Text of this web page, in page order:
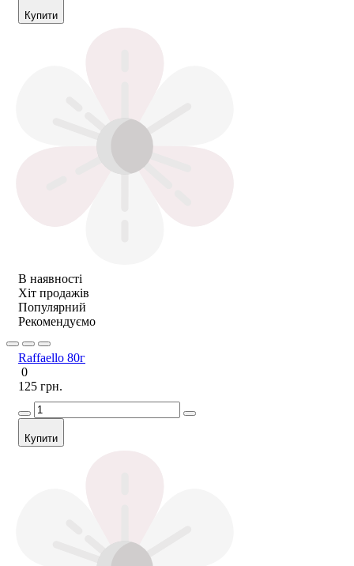
Купити
В наявності
Хіт продажів
Популярний
Рекомендуємо
Raffaello 80г
0
125 грн.
Купити